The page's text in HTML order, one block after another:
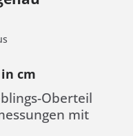
cm
Oberteil
mit